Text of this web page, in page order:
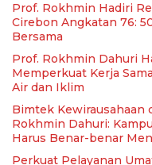
Prof. Rokhmin Hadiri
Cirebon Angkatan 76:
Bersama
Prof. Rokhmin Dahuri Hadiri Pertemuan AAWC di Laos:
Memperkuat Kerja
Air dan Iklim
Bimtek Kewirausahaan
Rokhmin Dahuri:
Harus Benar-benar
Nelayan
Perkuat Pelayanan